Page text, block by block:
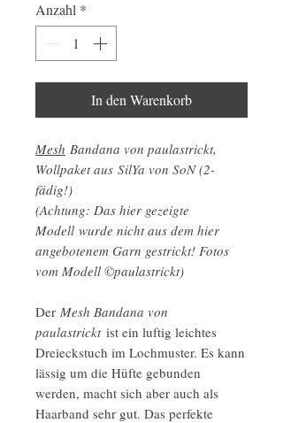
Anzahl *
In den Warenkorb
Mesh Bandana von paulastrickt,
Wollpaket aus SilYa von SoN (2-
fädig!)
(Achtung: Das hier gezeigte
Modell wurde nicht aus dem hier
angebotenem Garn gestrickt! Fotos
vom Modell ©paulastrickt)
Der Mesh Bandana von
paulastrickt ist ein luftig leichtes
Dreieckstuch im Lochmuster. Es kann
lässig um die Hüfte gebunden
werden, macht sich aber auch als
Haarband sehr gut. Das perfekte